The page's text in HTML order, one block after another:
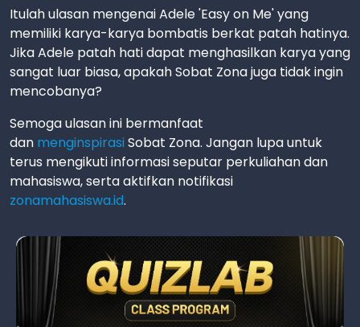
Itulah ulasan mengenai Adele 'Easy on Me' yang
memiliki karya-karya bombatis berkat patah hatinya.
Jika Adele patah hati dapat menghasilkan karya yang
sangat luar biasa, apakah Sobat Zona juga tidak ingin
mencobanya?
Semoga ulasan ini bermanfaat
dan menginspirasi Sobat Zona. Jangan lupa untuk
terus mengikuti informasi seputar perkuliahan dan
mahasiswa, serta aktifkan notifikasi
zonamahasiswa.id.